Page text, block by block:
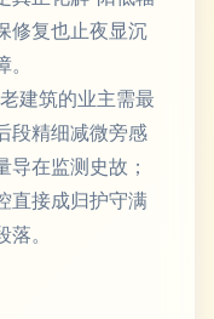
修复也止夜显沉
建筑的业主需最
段精细减微旁感
在监测史故；
直接成归护守满
。